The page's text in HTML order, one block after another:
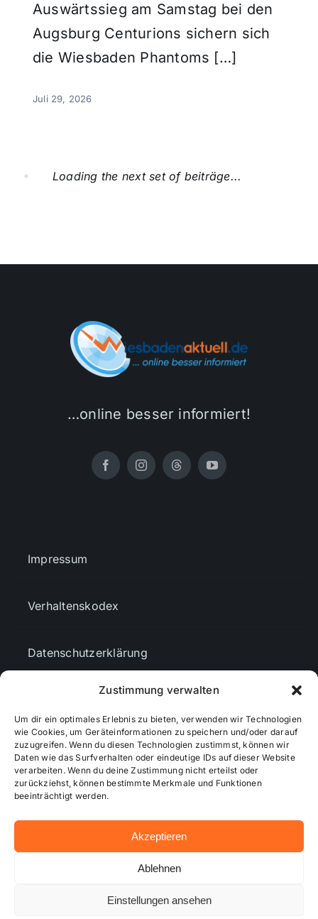
Zustimmung verwalten
Um dir ein optimales Erlebnis zu bieten, verwenden wir Technologien
wie Cookies, um Geräteinformationen zu speichern und/oder darauf
zuzugreifen. Wenn du diesen Technologien zustimmst, können wir
Daten wie das Surfverhalten oder eindeutige IDs auf dieser Website
verarbeiten. Wenn du deine Zustimmung nicht erteilst oder
zurückziehst, können bestimmte Merkmale und Funktionen
beeinträchtigt werden.
Akzeptieren
Ablehnen
Einstellungen ansehen
Auswärtssieg am Samstag bei den
Augsburg Centurions sichern sich
die Wiesbaden Phantoms […]
Juli 29, 2026
Loading the next set of beiträge...
…online besser informiert!
Impressum
Verhaltenskodex
Datenschutzerklärung
Cookie-Richtlinie (EU)
Mediendaten
© 2026 - Wiesbadenaktuell ...online besser informiert!